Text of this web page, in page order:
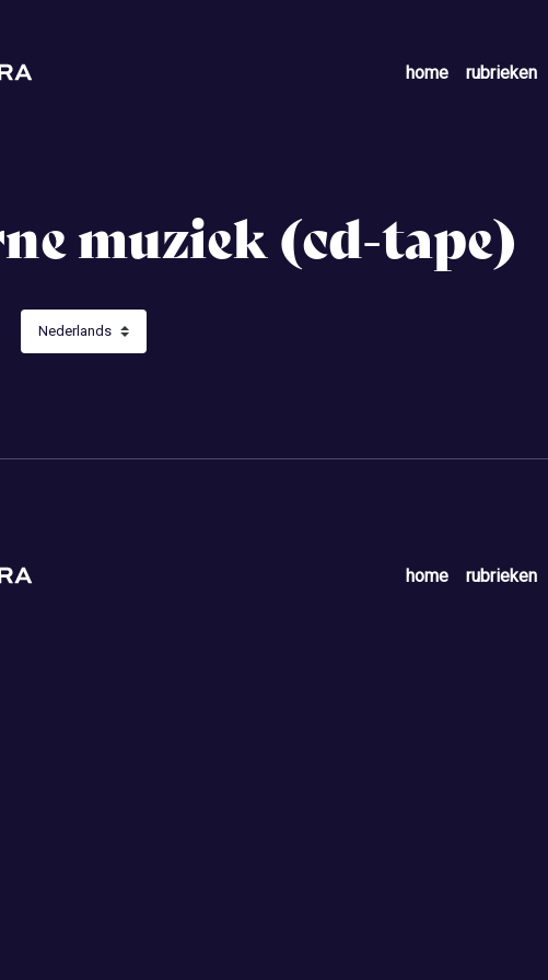
home rubrieken
muziek (cd-tape)
home rubrieken